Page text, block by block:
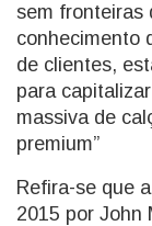
sem fronteiras
conhecimento
de clientes,
para
massiva de
premium”
Refira-se que
2015 por John